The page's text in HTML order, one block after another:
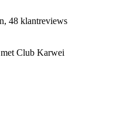
48 klantreviews
Club Karwei